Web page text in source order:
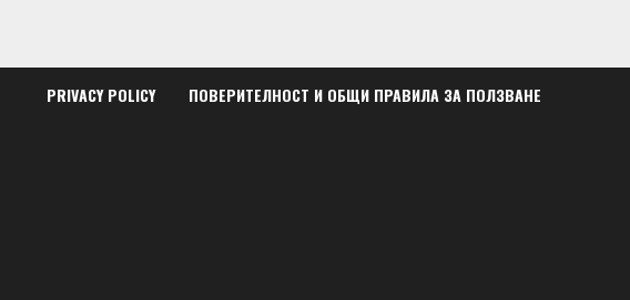
PRIVACY POLICY ПОВЕРИТЕЛНОСТ И ОБЩИ ПРАВИЛА ЗА ПОЛЗВАНЕ